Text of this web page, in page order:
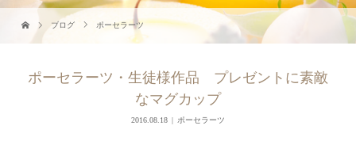
ブログ ポーセラーツ
ポーセラーツ・生徒様作品 プレゼントに素敵
なマグカップ
2016.08.18 ポーセラーツ